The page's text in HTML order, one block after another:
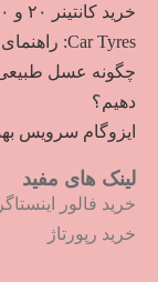
خرید کانتینر ۲۰ و ۴۰ فوت با بهترین قیمت
Car Tyres: راهنمای کامل خرید تایر
چگونه عسل
دهیم؟
ایزوگام سرویس
لینک های مفید
خرید فالور
خرید رپورتاژ